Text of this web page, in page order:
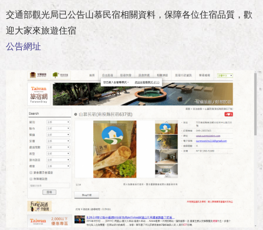
交通部觀光局已公告山慕民宿相關資料，保障各位住宿品質，歡
迎大家來旅遊住宿
公告網址